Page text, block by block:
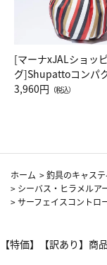
[マーナxJALショッ
グ]Shupattoコンパ
Drop JAL客室乗務員
3,960円 （税込）
ホーム >釣具のキャス
> シーバス・ヒラメルア
>サーフェイスコントロ
【特価】【訳あり】商